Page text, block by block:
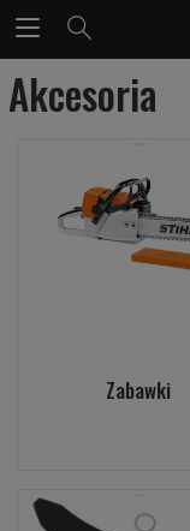
Akcesoria
Zabawki